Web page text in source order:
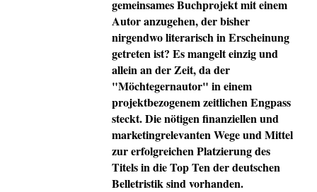
gemeinsames Buchprojekt mit einem
Autor anzugehen, der bisher
nirgendwo literarisch in Erscheinung
getreten ist? Es mangelt einzig und
allein an der Zeit, da der
"Möchtegernautor" in einem
projektbezogenem zeitlichen Engpass
steckt. Die nötigen finanziellen und
marketingrelevanten Wege und Mittel
zur erfolgreichen Platzierung des
Titels in die Top Ten der deutschen
Belletristik sind vorhanden.